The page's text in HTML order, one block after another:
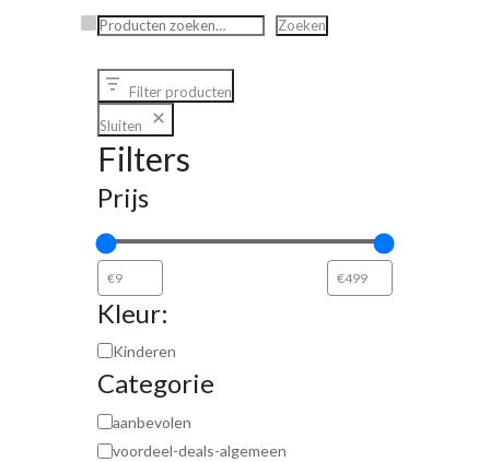
Zoeken Zoeken
Filter producten
Sluiten
Filters
Prijs
Kleur:
Kinderen
Categorie
aanbevolen
voordeel-deals-algemeen